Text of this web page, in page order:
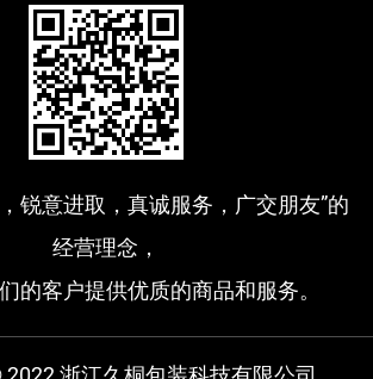
锐意进取，真诚服务，广交朋友”的
经营理念，
的客户提供优质的商品和服务。